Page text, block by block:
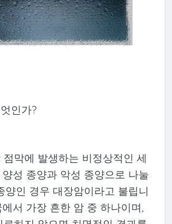
인가?
막에 발생하는 비정상적인 세
성 종양과 악성 종양으로 나눌
양인 경우 대장암이라고 불립니
서 가장 흔한 암 중 하나이며,